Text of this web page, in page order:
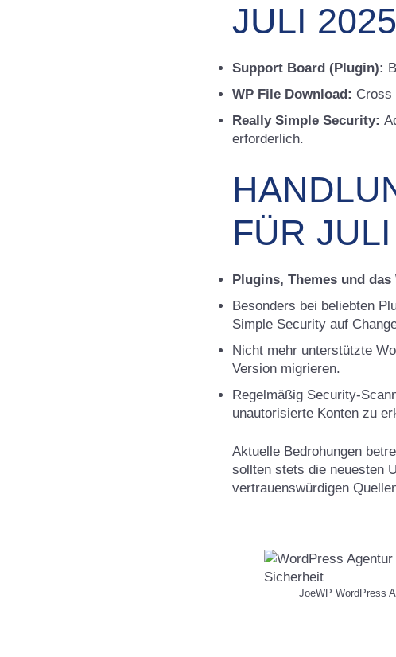
JULI
Support Board (Plugin):
WP File Download: Cross
Really Simple Security:
erforderlich.
FÜR
Plugins, Themes und
Besonders bei beliebten
Simple Security auf
Nicht mehr unterstützte
Version migrieren.
Regelmäßig Security-
unautorisierte Konten zu
Aktuelle Bedrohungen
sollten stets die neuesten
vertrauenswürdigen
JoeWP WordPress